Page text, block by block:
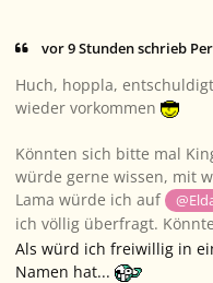
vor 9 Stunden schrieb
Huch, hoppla,
wieder vorkommen
Könnten sich bitte mal
würde gerne wissen, mit
Lama würde ich auf
ich völlig überfragt.
Als würd ich freiwillig in
Namen hat...